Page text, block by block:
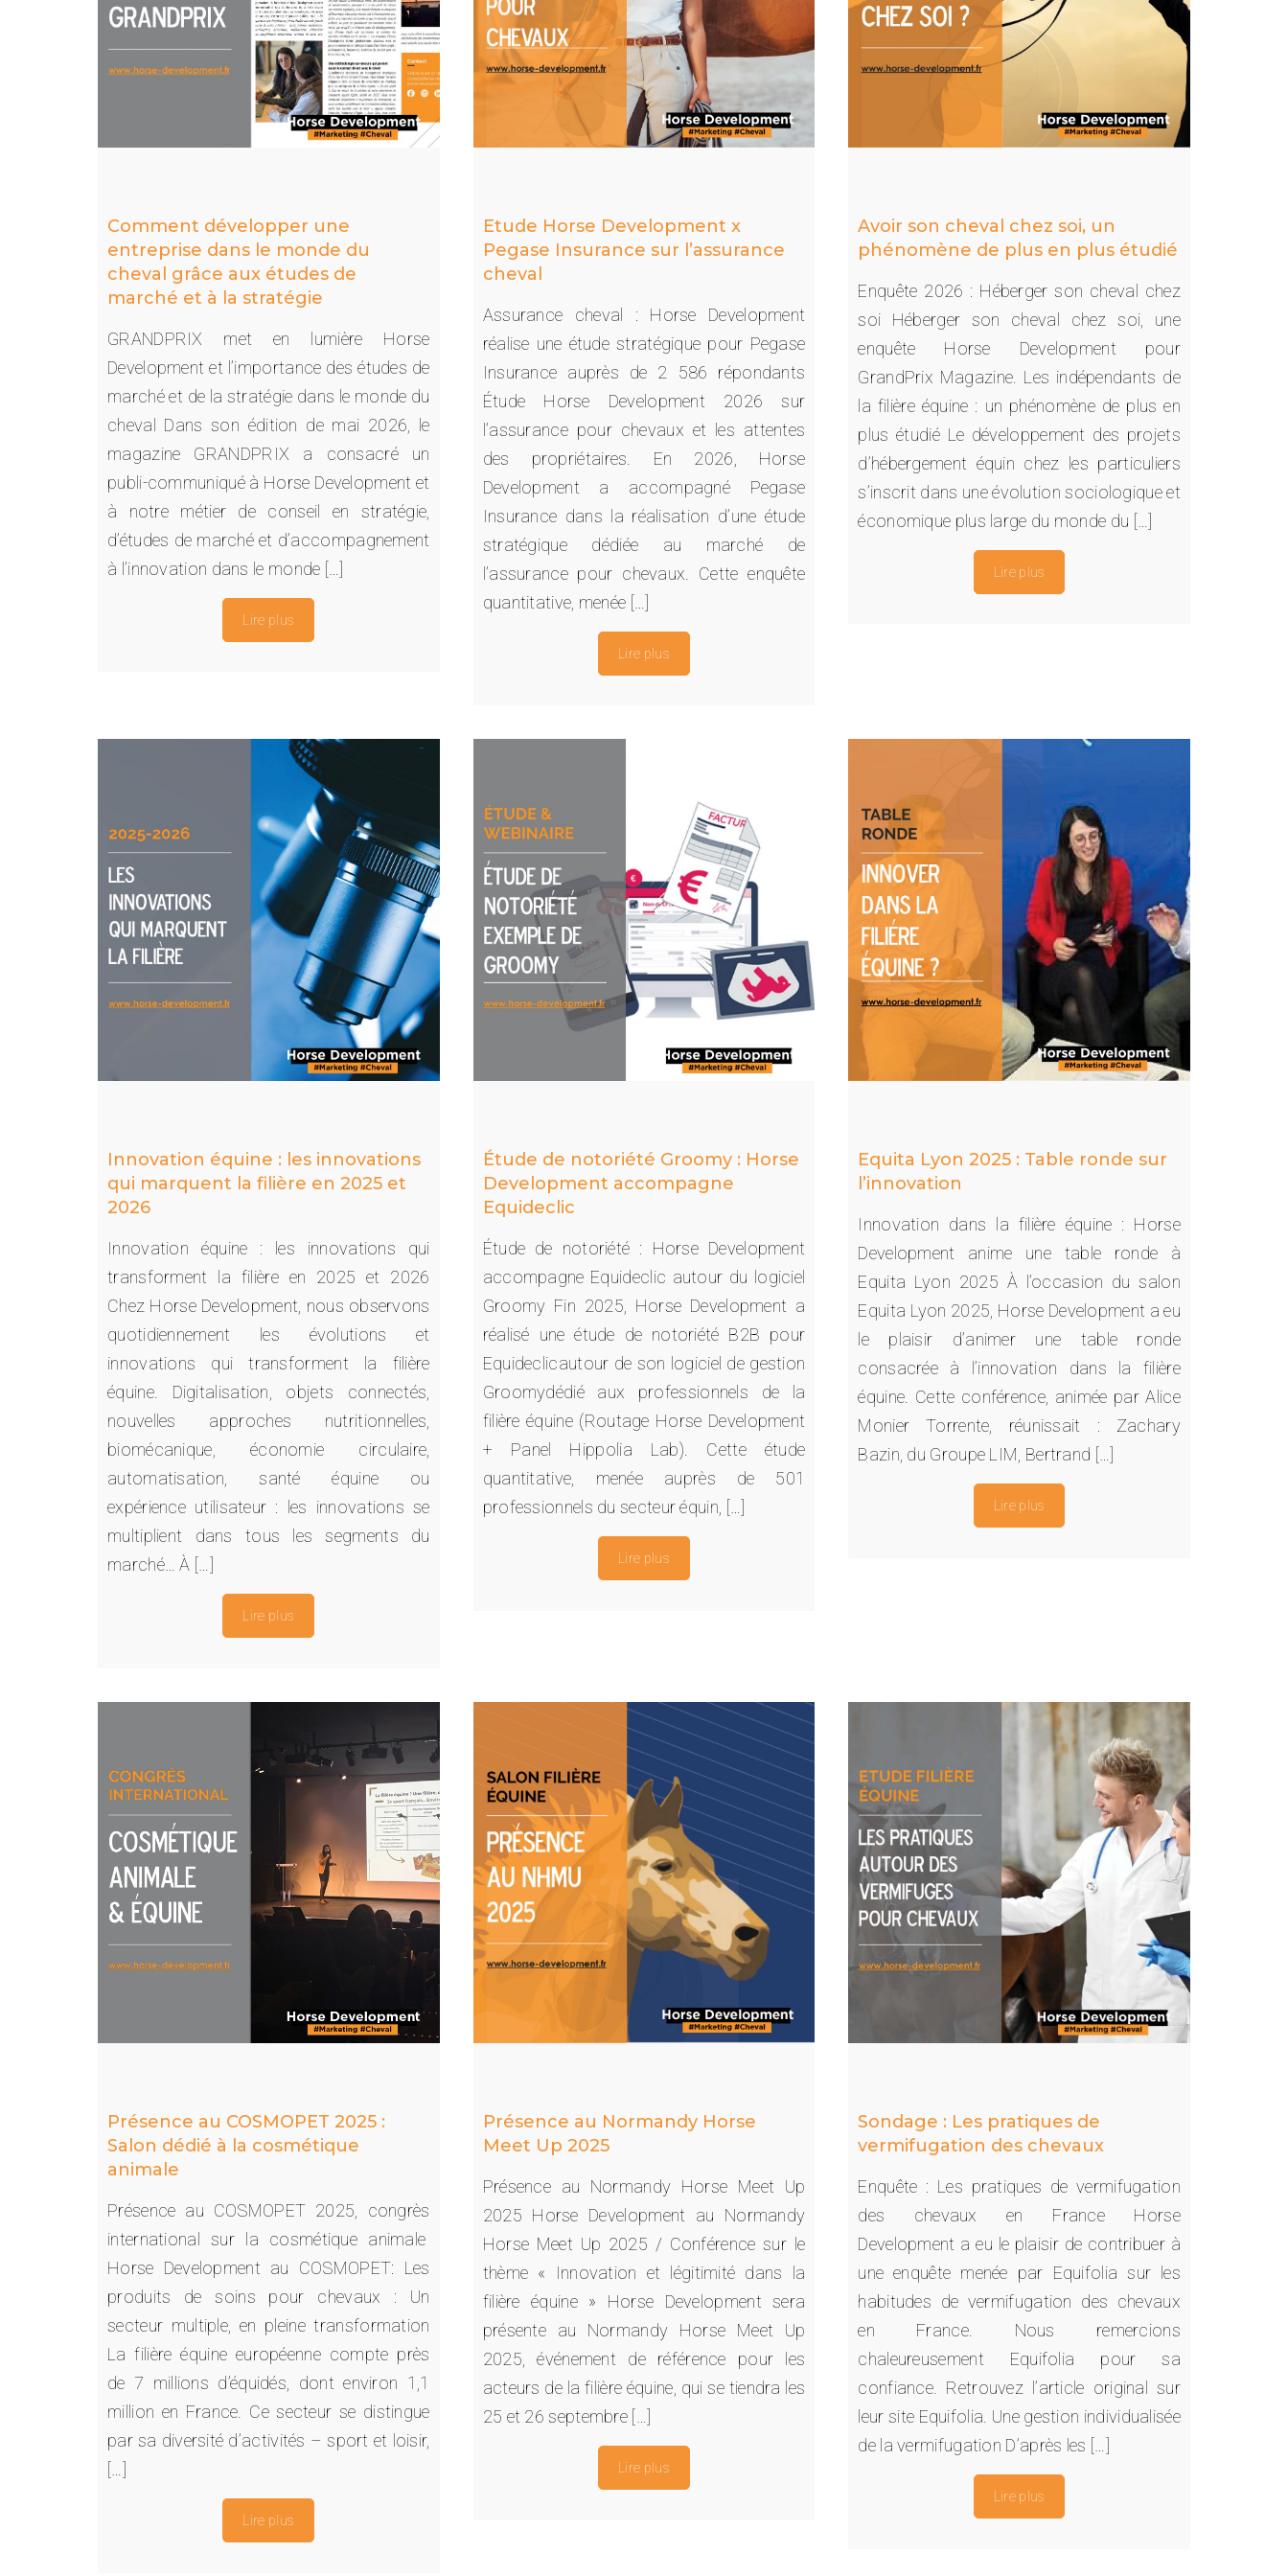
Comment développer une
entreprise dans le monde du
cheval grâce aux études de
marché et à la stratégie
GRANDPRIX met en lumière Horse
Development et l’importance des études de
marché et de la stratégie dans le monde du
cheval Dans son édition de mai 2026, le
magazine GRANDPRIX a consacré un
publi-communiqué à Horse Development et
à notre métier de conseil en stratégie,
d’études de marché et d’accompagnement
à l’innovation dans le monde […]
Lire plus
Etude Horse Development x
Pegase Insurance sur l’assurance
cheval
Assurance cheval : Horse Development
réalise une étude stratégique pour Pegase
Insurance auprès de 2 586 répondants
Étude Horse Development 2026 sur
l’assurance pour chevaux et les attentes
des propriétaires. En 2026, Horse
Development a accompagné Pegase
Insurance dans la réalisation d’une étude
stratégique dédiée au marché de
l’assurance pour chevaux. Cette enquête
quantitative, menée […]
Lire plus
Avoir son cheval chez soi, un
phénomène de plus en plus étudié
Enquête 2026 : Héberger son cheval chez
soi Héberger son cheval chez soi, une
enquête Horse Development pour
GrandPrix Magazine. Les indépendants de
la filière équine : un phénomène de plus en
plus étudié Le développement des projets
d’hébergement équin chez les particuliers
s’inscrit dans une évolution sociologique et
économique plus large du monde du […]
Lire plus
Innovation équine : les innovations
qui marquent la filière en 2025 et
2026
Innovation équine : les innovations qui
transforment la filière en 2025 et 2026
Chez Horse Development, nous observons
quotidiennement les évolutions et
innovations qui transforment la filière
équine. Digitalisation, objets connectés,
nouvelles approches nutritionnelles,
biomécanique, économie circulaire,
automatisation, santé équine ou
expérience utilisateur : les innovations se
multiplient dans tous les segments du
marché… À […]
Lire plus
Étude de notoriété Groomy : Horse
Development accompagne
Equideclic
Étude de notoriété : Horse Development
accompagne Equideclic autour du logiciel
Groomy Fin 2025, Horse Development a
réalisé une étude de notoriété B2B pour
Equideclicautour de son logiciel de gestion
Groomydédié aux professionnels de la
filière équine (Routage Horse Development
+ Panel Hippolia Lab). Cette étude
quantitative, menée auprès de 501
professionnels du secteur équin, […]
Lire plus
Equita Lyon 2025 : Table ronde sur
l’innovation
Innovation dans la filière équine : Horse
Development anime une table ronde à
Equita Lyon 2025 À l’occasion du salon
Equita Lyon 2025, Horse Development a eu
le plaisir d’animer une table ronde
consacrée à l’innovation dans la filière
équine. Cette conférence, animée par Alice
Monier Torrente, réunissait : Zachary
Bazin, du Groupe LIM, Bertrand […]
Lire plus
Présence au COSMOPET 2025 :
Salon dédié à la cosmétique
animale
Présence au COSMOPET 2025, congrès
international sur la cosmétique animale
Horse Development au COSMOPET: Les
produits de soins pour chevaux : Un
secteur multiple, en pleine transformation
La filière équine européenne compte près
de 7 millions d’équidés, dont environ 1,1
million en France. Ce secteur se distingue
par sa diversité d’activités – sport et loisir,
[…]
Lire plus
Présence au Normandy Horse
Meet Up 2025
Présence au Normandy Horse Meet Up
2025 Horse Development au Normandy
Horse Meet Up 2025 / Conférence sur le
thème « Innovation et légitimité dans la
filière équine » Horse Development sera
présente au Normandy Horse Meet Up
2025, événement de référence pour les
acteurs de la filière équine, qui se tiendra les
25 et 26 septembre […]
Lire plus
Sondage : Les pratiques de
vermifugation des chevaux
Enquête : Les pratiques de vermifugation
des chevaux en France Horse
Development a eu le plaisir de contribuer à
une enquête menée par Equifolia sur les
habitudes de vermifugation des chevaux
en France. Nous remercions
chaleureusement Equifolia pour sa
confiance. Retrouvez l’article original sur
leur site Equifolia. Une gestion individualisée
de la vermifugation D’après les […]
Lire plus